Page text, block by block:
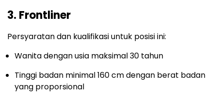
3. Frontliner
Persyaratan dan kualifikasi untuk posisi ini:
Wanita dengan usia maksimal 30 tahun
Tinggi badan minimal 160 cm dengan berat badan
yang proporsional